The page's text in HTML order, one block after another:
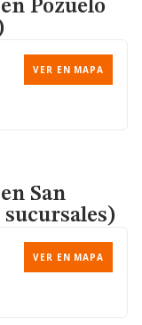
en Pozuelo
VER EN MAPA
en San
sucursales)
VER EN MAPA